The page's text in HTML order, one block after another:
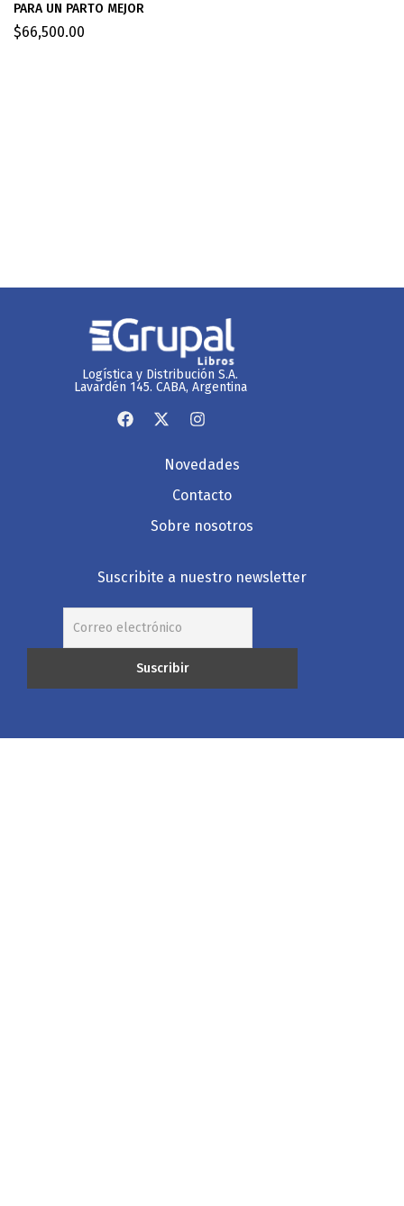
PARA UN PARTO MEJOR
$66,500.00
Logística y Distribución S.A.
Lavardén 145. CABA, Argentina
Novedades
Contacto
Sobre nosotros
Suscribite a nuestro newsletter